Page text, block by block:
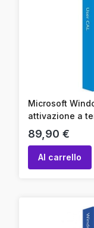
Microsoft
attivazione a
online / codice
Prezzo
89,90 €
Al carrello